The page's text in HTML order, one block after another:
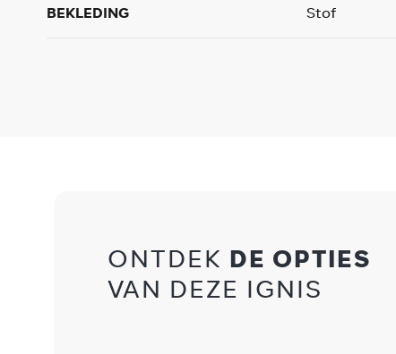
BEKLEDING Stof
ONTDEK DE OPTIES
VAN DEZE IGNIS